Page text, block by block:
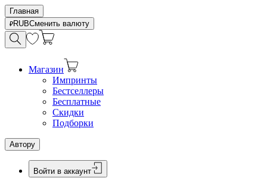
Главная
RUBСменить валюту
Магазин
Импринты
Бестселлеры
Бесплатные
Скидки
Подборки
Автору
Войти в аккаунт